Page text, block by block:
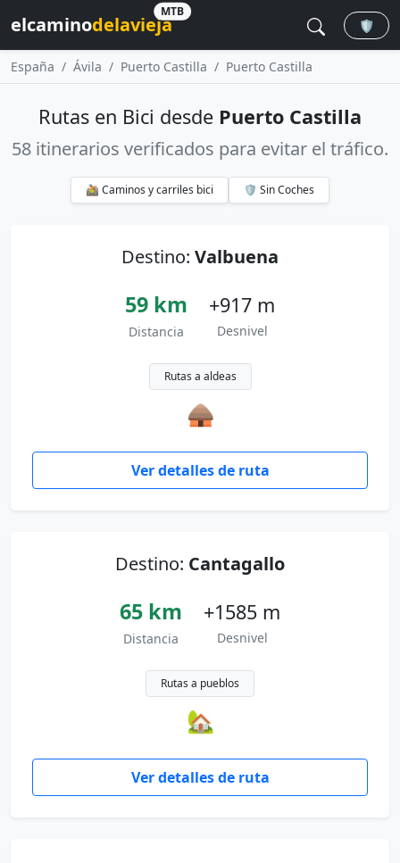
elcaminodelavieja
MTB
🛡️
España Ávila Puerto Castilla Puerto Castilla
Rutas en Bici desde Puerto Castilla
58 itinerarios verificados para evitar el tráfico.
🚵 Caminos y carriles bici 🛡️ Sin Coches
Destino: Valbuena
59 km
Distancia
+917 m
Desnivel
Rutas a aldeas
🛖
Ver detalles de ruta
Destino: Cantagallo
65 km
Distancia
+1585 m
Desnivel
Rutas a pueblos
🏡
Ver detalles de ruta